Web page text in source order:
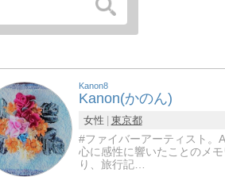
Kanon8
Kanon(かのん)
女性
東京都
#ファイバーアーティスト。
心に感性に響いたことのメ
り、旅行記…